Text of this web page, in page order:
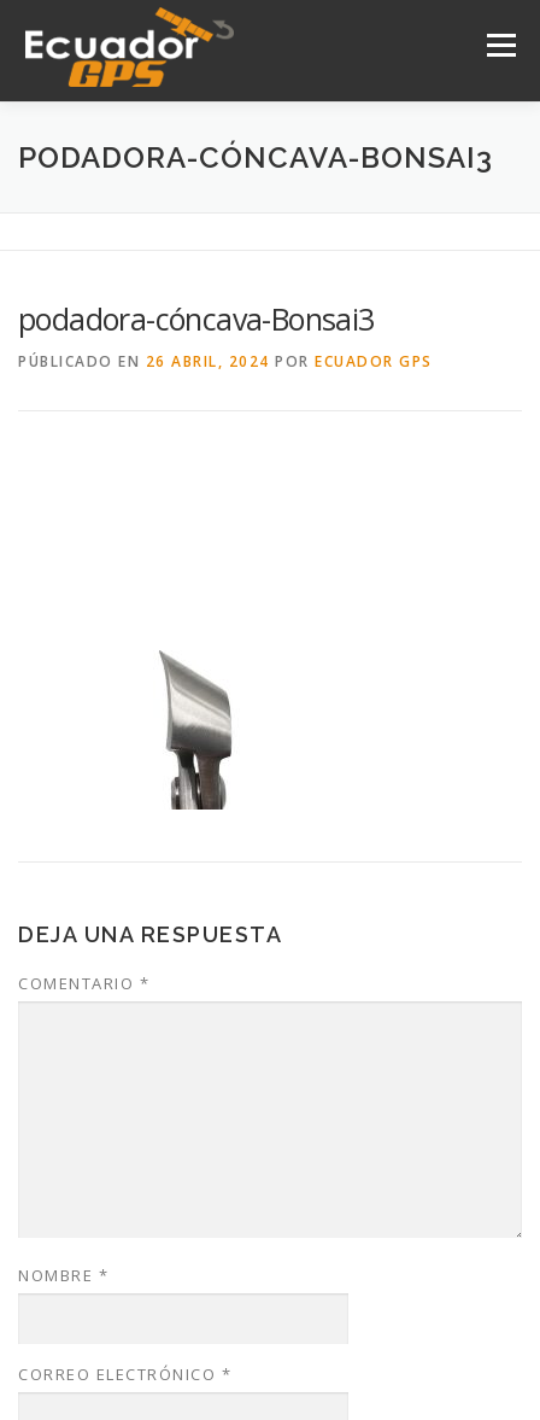
contenido
Menú
INICIO NOSOTROS PRODUCTOS
PODADORA-CÓNCAVA-BONSAI3
podadora-cóncava-Bonsai3
PÚBLICADO EN 26 ABRIL, 2024 POR ECUADOR GPS
DEJA UNA RESPUESTA
COMENTARIO *
NOMBRE *
CORREO ELECTRÓNICO *